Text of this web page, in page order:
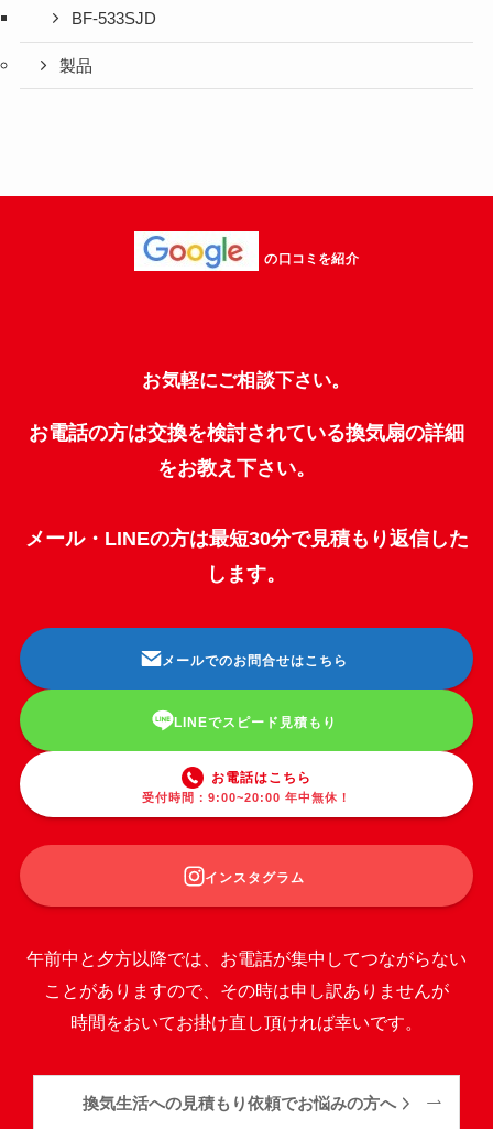
BF-533SJD
製品
の口コミを紹介
お気軽にご相談下さい。
お電話の方は交換を検討されている換気扇の詳細
をお教え下さい。
メール・LINEの方は最短30分で見積もり返信した
します。
メールでのお問合せはこちら
LINEでスピード見積もり
お電話はこちら
受付時間：9:00~20:00 年中無休！
インスタグラム
午前中と夕方以降では、お電話が集中してつながらない
ことがありますので、その時は申し訳ありませんが
時間をおいてお掛け直し頂ければ幸いです。
換気生活への見積もり依頼でお悩みの方へ